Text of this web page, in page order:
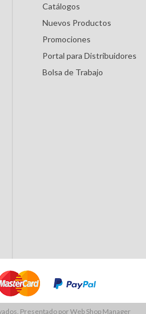
Catálogos
Nuevos Productos
Promociones
Portal para Distribuidores
Bolsa de Trabajo
Presentado porWeb Shop Manager